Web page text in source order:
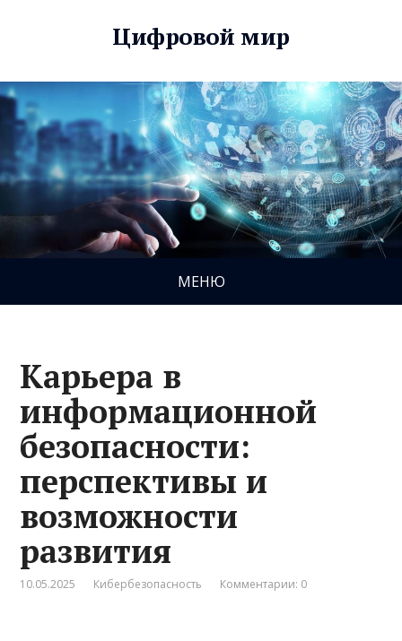
Цифровой мир
МЕНЮ
Карьера в
информационной
безопасности:
перспективы и
возможности
развития
10.05.2025 Кибербезопасность Комментарии: 0